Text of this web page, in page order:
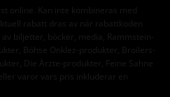
online. Kan inte kombineras med
rabatt dras av när rabattkoden
biljetter, böcker, media, Rammstein-
Böhse Onklez-produkter, Broilers-
Die Ärzte-produkter, Feine Sahne
varor vars pris inkluderar en